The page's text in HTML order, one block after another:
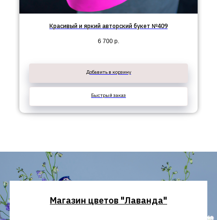
Красивый и яркий авторский букет №409
6 700 р.
Добавить в корзину
Быстрый заказ
Магазин цветов "Лаванда"